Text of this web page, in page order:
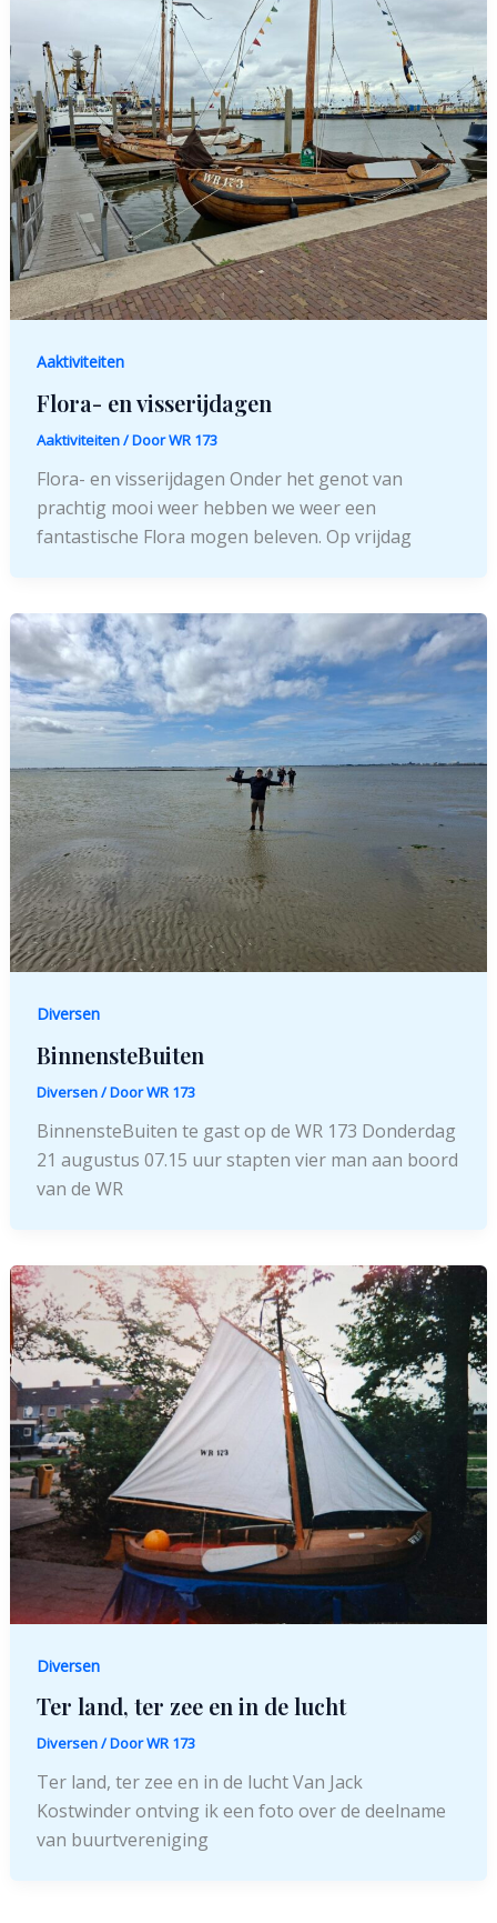
Aaktiviteiten
Flora- en visserijdagen
Aaktiviteiten/ DoorWR 173
Flora- en visserijdagen Onder het genot van
prachtig mooi weer hebben we weer een
fantastische Flora mogen beleven. Op vrijdag
Diversen
BinnensteBuiten
Diversen/ DoorWR 173
BinnensteBuiten te gast op de WR 173 Donderdag
21 augustus 07.15 uur stapten vier man aan boord
van de WR
Diversen
Ter land, ter zee en in de lucht
Diversen/ DoorWR 173
Ter land, ter zee en in de lucht Van Jack
Kostwinder ontving ik een foto over de deelname
van buurtvereniging